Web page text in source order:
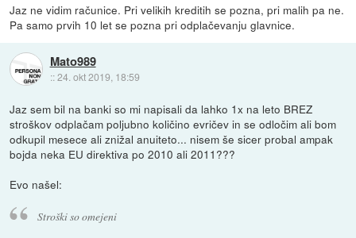
Jaz ne vidim računice. Pri velikih kreditih se pozna, pri malih pa ne.
Pa samo prvih 10 let se pozna pri odplačevanju glavnice.
Mato989
::24. okt 2019, 18:59
Jaz sem bil na banki so mi napisali da lahko 1x na leto BREZ
stroškov odplačam poljubno količino evričev in se odločim ali bom
odkupil mesece ali znižal anuiteto... nisem še sicer probal ampak
bojda neka EU direktiva po 2010 ali 2011???
Evo našel:
Stroški so omejeni